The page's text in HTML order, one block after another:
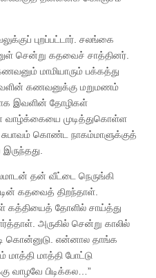
புறப்பட்டார். சலங்கை
சென்று கதவைச் சாத்தினர்.
மாமியாரும் பக்கத்து
கணவனுக்கு மறுமணம்
இவளின் தோழிகள்
முடித்துகொள்ள
கொண்ட நாகம்மாளுக்குத்
தன் வீட்டை நெருங்கி
கதவைத் திறந்தாள்.
கத்தியைத் தோளில் சாய்த்து
அருகில் சென்று காலில்
கொன்னுடு. என்னால தாங்க
மாத்தி மாத்தி போட்டு
வாழவே பிடிக்கல…”